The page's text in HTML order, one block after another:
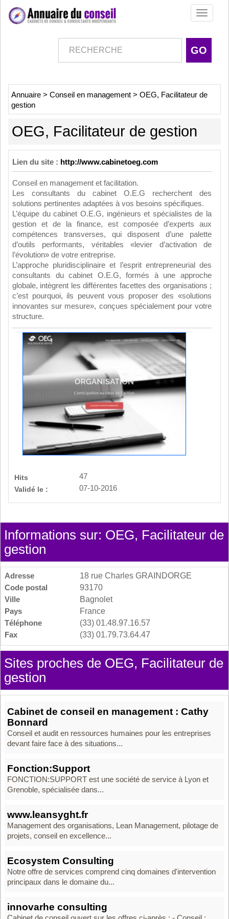
Toggle
Annuaire > Conseil en management > OEG, Facilitateur de
gestion
OEG, Facilitateur de gestion
Lien du site : http://www.cabinetoeg.com
Conseil en management et facilitation.
Les consultants du cabinet O.E.G recherchent des
solutions pertinentes adaptées à vos besoins spécifiques.
L’équipe du cabinet O.E.G, ingénieurs et spécialistes de la
gestion et de la finance, est composée d’experts aux
compétences transverses, qui disposent d’une palette
d’outils performants, véritables «levier d’activation de
l’évolution» de votre entreprise.
L’approche pluridisciplinaire et l’esprit entrepreneurial des
consultants du cabinet O.E.G, formés à une approche
globale, intègrent les différentes facettes des organisations ;
c’est pourquoi, ils peuvent vous proposer des «solutions
innovantes sur mesure», conçues spécialement pour votre
structure.
Hits
47
Validé le :
07-10-2016
Informations sur: OEG, Facilitateur de
gestion
Adresse
18 rue Charles GRAINDORGE
Code postal
93170
Ville
Bagnolet
Pays
France
Téléphone
(33) 01.48.97.16.57
Fax
(33) 01.79.73.64.47
Sites proches de OEG, Facilitateur de
gestion
Cabinet de conseil en management : Cathy
Bonnard
Conseil et audit en ressources humaines pour les entreprises
devant faire face à des situations...
Fonction:Support
FONCTION:SUPPORT est une société de service à Lyon et
Grenoble, spécialisée dans...
www.leansyght.fr
Management des organisations, Lean Management, pilotage de
projets, conseil en excellence...
Ecosystem Consulting
Notre offre de services comprend cinq domaines d'intervention
principaux dans le domaine du...
innovarhe consulting